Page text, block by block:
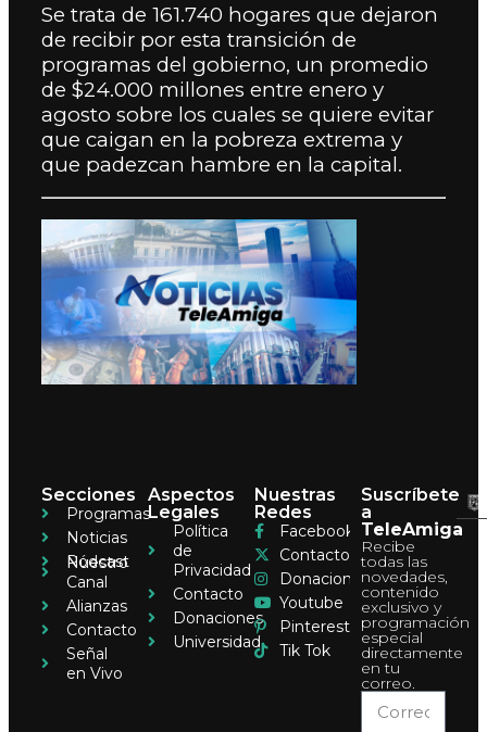
Se trata de 161.740 hogares que dejaron
de recibir por esta transición de
programas del gobierno, un promedio
de $24.000 millones entre enero y
agosto sobre los cuales se quiere evitar
que caigan en la pobreza extrema y
que padezcan hambre en la capital.
Secciones
Programas
Noticias
Pódcast
Nuestro
Canal
Alianzas
Contacto
Señal
en Vivo
Aspectos
Legales
Política
de
Privacidad
Contacto
Donaciones
Universidad
Nuestras
Redes
Facebook
Contacto
Donaciones
Youtube
Pinterest
Tik Tok
Suscríbete
a
TeleAmiga
Recibe
todas las
novedades,
contenido
exclusivo y
programación
especial
directamente
en tu
correo.